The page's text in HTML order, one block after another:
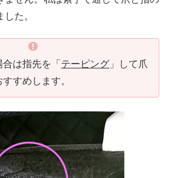
た。
は指先を「 テーピング 」して爪
すめします。